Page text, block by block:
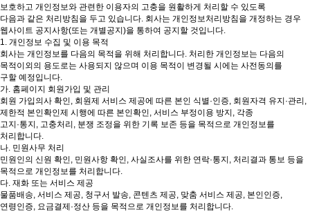
보호하고 개인정보와 관련한 이용자의 고충을 원활하게 처리할 수 있도록
다음과 같은 처리방침을 두고 있습니다. 회사는 개인정보처리방침을 개정하는 경우
웹사이트 공지사항(또는 개별공지)을 통하여 공지할 것입니다.
1. 개인정보 수집 및 이용 목적
회사는 개인정보를 다음의 목적을 위해 처리합니다. 처리한 개인정보는 다음의
목적이외의 용도로는 사용되지 않으며 이용 목적이 변경될 시에는 사전동의를
구할 예정입니다.
가. 홈페이지 회원가입 및 관리
회원 가입의사 확인, 회원제 서비스 제공에 따른 본인 식별·인증, 회원자격 유지·관리,
제한적 본인확인제 시행에 따른 본인확인, 서비스 부정이용 방지, 각종
고지·통지, 고충처리, 분쟁 조정을 위한 기록 보존 등을 목적으로 개인정보를
처리합니다.
나. 민원사무 처리
민원인의 신원 확인, 민원사항 확인, 사실조사를 위한 연락·통지, 처리결과 통보 등을
목적으로 개인정보를 처리합니다.
다. 재화 또는 서비스 제공
물품배송, 서비스 제공, 청구서 발송, 콘텐츠 제공, 맞춤 서비스 제공, 본인인증,
연령인증, 요금결제·정산 등을 목적으로 개인정보를 처리합니다.